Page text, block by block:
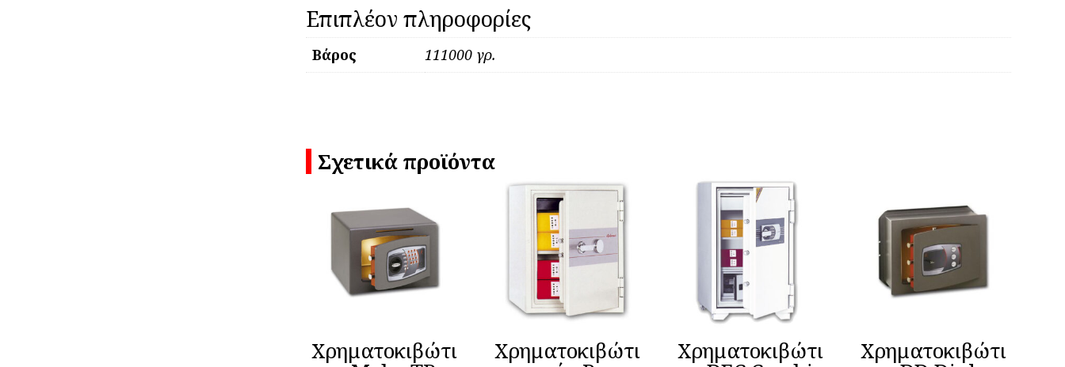
Επιπλέον πληροφορίες
Βάρος 111000 γρ.
Σχετικά προϊόντα
Χρηματοκιβώτι Χρηματοκιβώτι Χρηματοκιβώτι Χρηματοκιβώτι